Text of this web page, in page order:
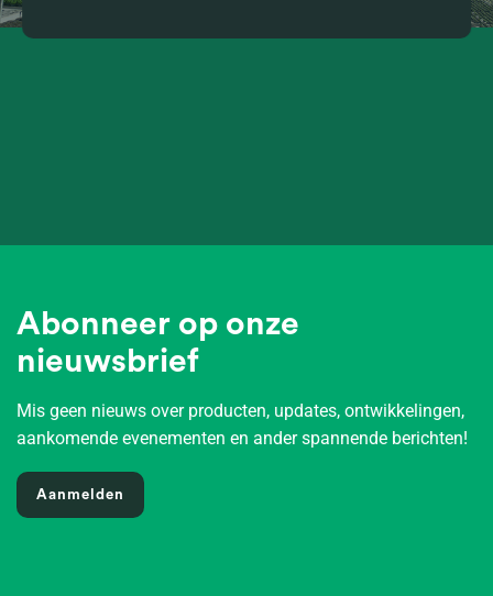
Abonneer op onze
nieuwsbrief
Mis geen nieuws over producten, updates, ontwikkelingen,
aankomende evenementen en ander spannende berichten!
Aanmelden